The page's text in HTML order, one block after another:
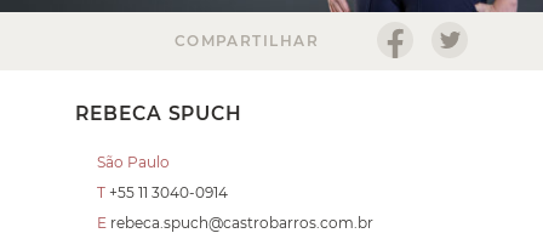
COMPARTILHAR
REBECA SPUCH
São Paulo
T +55 11 3040-0914
E rebeca.spuch@castrobarros.com.br